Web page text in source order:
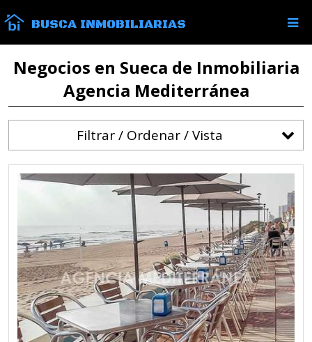
BUSCA INMOBILIARIAS
Negocios en Sueca de Inmobiliaria
Agencia Mediterránea
Filtrar / Ordenar / Vista